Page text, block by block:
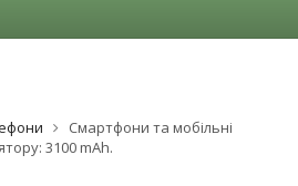
Смартфони та мобільні
3100 mAh.